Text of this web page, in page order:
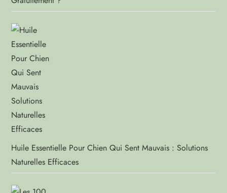
Huile Essentielle Pour Chien Qui Sent Mauvais : Solutions
Naturelles Efficaces